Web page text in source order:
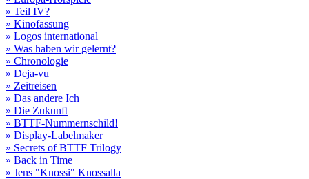
» Teil IV?
» Kinofassung
» Logos international
» Was haben wir gelernt?
» Chronologie
» Deja-vu
» Zeitreisen
» Das andere Ich
» Die Zukunft
» BTTF-Nummernschild!
» Display-Labelmaker
» Secrets of BTTF Trilogy
» Back in Time
» Jens "Knossi" Knossalla